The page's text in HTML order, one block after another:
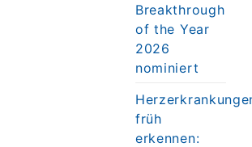
Breakthrough
of the Year
2026
nominiert
früh
erkennen: